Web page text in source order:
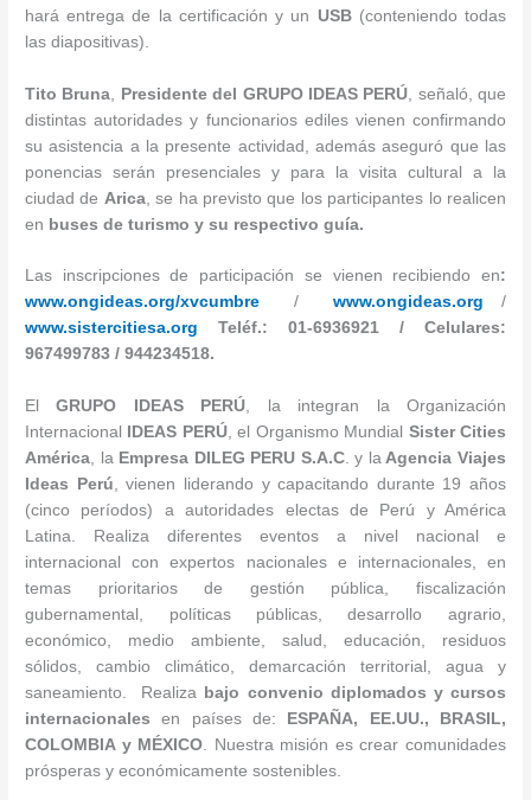
hará entrega de la certificación y un USB(conteniendo todas
las diapositivas).
Tito Bruna Presidente del GRUPO IDEAS PERÚ , señaló, que
distintas autoridades y funcionarios ediles vienen confirmando
su asistencia a la presente actividad, además aseguró que las
ponencias serán presenciales y para la visita cultural a la
ciudad de Arica, se ha previsto que los participantes lo realicen
en buses de turismo y su respectivo guía.
Las inscripciones de participación se vienen recibiendo en:
www.ongideas.org/xvcumbre /www.ongideas.org /
www.sistercitiesa.org
Teléf.: 01-6936921 / Celulares:
967499783 / 944234518.
ElGRUPO IDEAS PERÚ, la integran la Organización
Internacional
IDEAS PERÚ, el Organismo Mundial Sister Cities
América, la Empresa DILEG PERU S.A.C. y laAgencia Viajes
Ideas Perú, vienen liderando y capacitando durante 19 años
(cinco períodos) a autoridades electas de Perú y América
Latina. Realiza diferentes eventos a nivel nacional e
internacional con expertos nacionales e internacionales, en
temas prioritarios de gestión pública, fiscalización
gubernamental, políticas públicas, desarrollo agrario,
económico, medio ambiente, salud, educación, residuos
sólidos, cambio climático, demarcación territorial, agua y
saneamiento. Realiza bajo convenio diplomados y cursos
internacionales en países de:
ESPAÑA, EE.UU., BRASIL,
COLOMBIA y MÉXICO. Nuestra misión es crear comunidades
prósperas y económicamente sostenibles.